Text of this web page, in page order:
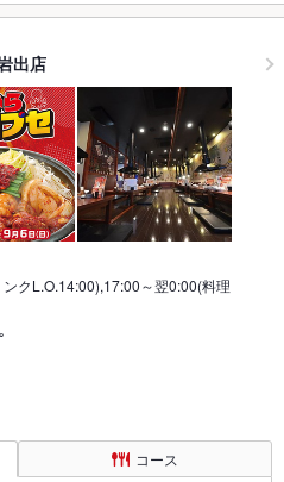
出店
クL.O.14:00),17:00～翌0:00(料理
コース